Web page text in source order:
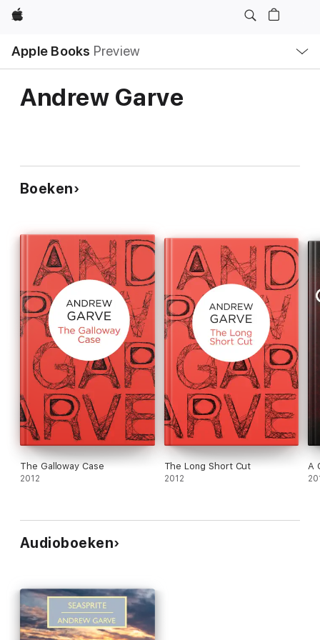
Apple
Apple Books Preview
lokaal
navigatiemenu
Andrew Garve
Boeken
The Galloway Case
2012
The Long Short Cut
2012
A
Audioboeken